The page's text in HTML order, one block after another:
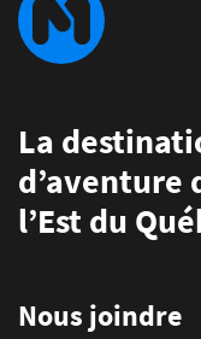
La
d’aventure
l’Est du
Nous joindre